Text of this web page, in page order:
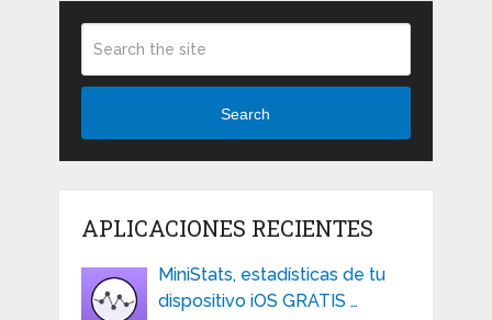
Search
APLICACIONES RECIENTES
MiniStats, estadísticas de tu
dispositivo iOS GRATIS …